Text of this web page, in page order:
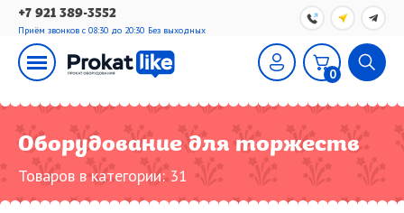
+7 921 389-3552
Приём звонков с 08:30 до 20:30 Без выходных
0
Оборудование для торжеств
Товаров в категории:31